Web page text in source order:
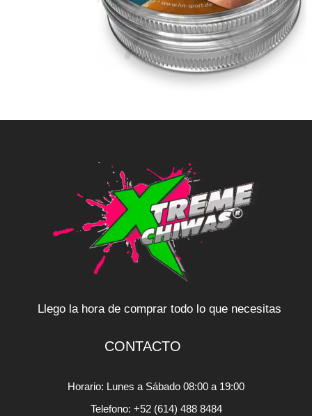
Llego la hora de comprar todo lo que necesitas
CONTACTO
Horario: Lunes a Sábado 08:00 a 19:00
Telefono: +52 (614) 488 8484